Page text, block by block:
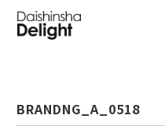
BRANDNG_A_0518